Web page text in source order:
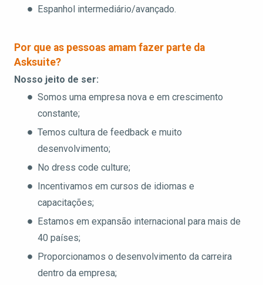
Espanhol intermediário/avançado.
Por que as pessoas amam fazer parte da
Asksuite?
Nosso jeito de ser:
Somos uma empresa nova e em crescimento
constante;
Temos cultura de feedback e muito
desenvolvimento;
No dress code culture;
Incentivamos em cursos de idiomas e
capacitações;
Estamos em expansão internacional para mais de
40 países;
Proporcionamos o desenvolvimento da carreira
dentro da empresa;